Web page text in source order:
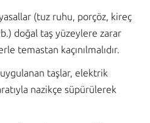
(tuz ruhu, porçöz, kireç
doğal taş yüzeylere zarar
temastan kaçınılmalıdır.
taşlar, elektrik
nazikçe süpürülerek